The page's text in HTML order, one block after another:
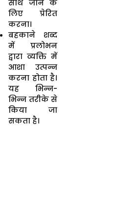
साथ जाने के
लिए प्रेरित
करना।
बहकाने शब्द
में प्रलोभन
द्वारा व्यक्ति में
आशा उत्पन्न
करना होता है।
यह भिन्न-
भिन्न तरीके से
किया जा
सकता है।